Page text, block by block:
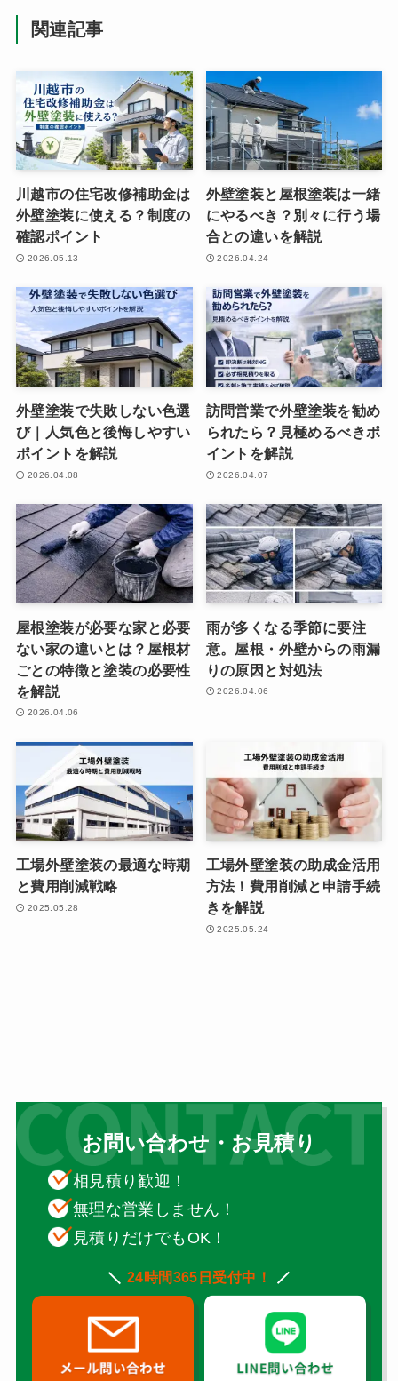
関連記事
川越市の住宅改修補助金は
外壁塗装に使える？制度の
確認ポイント
2026.05.13
外壁塗装と屋根塗装は一緒
にやるべき？別々に行う場
合との違いを解説
2026.04.24
外壁塗装で失敗しない色選
び｜人気色と後悔しやすい
ポイントを解説
2026.04.08
訪問営業で外壁塗装を勧め
られたら？見極めるべきポ
イントを解説
2026.04.07
屋根塗装が必要な家と必要
ない家の違いとは？屋根材
ごとの特徴と塗装の必要性
を解説
2026.04.06
雨が多くなる季節に要注
意。屋根・外壁からの雨漏
りの原因と対処法
2026.04.06
工場外壁塗装の最適な時期
と費用削減戦略
2025.05.28
工場外壁塗装の助成金活用
方法！費用削減と申請手続
きを解説
2025.05.24
お問い合わせ・お見積り
相見積り歓迎！
無理な営業しません！
見積りだけでもOK！
24時間365日受付中！